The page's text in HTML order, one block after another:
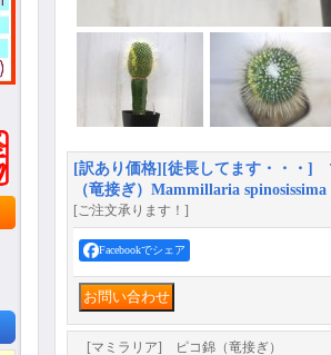
[訳あり価格][徒長してます・・・
（竜接ぎ）Mammillaria
[ご注文承ります！]
Facebookでシェア
[マミラリア] ピコ錦（竜接ぎ）